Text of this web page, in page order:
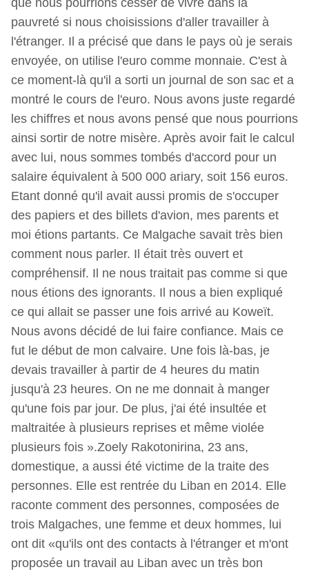
pauvreté si nous choisissions d'aller travailler à
l'étranger. Il a précisé que dans le pays où je serais
envoyée, on utilise l'euro comme monnaie. C'est à
ce moment-là qu'il a sorti un journal de son sac et a
montré le cours de l'euro. Nous avons juste regardé
les chiffres et nous avons pensé que nous pourrions
ainsi sortir de notre misère. Après avoir fait le calcul
avec lui, nous sommes tombés d'accord pour un
salaire équivalent à 500 000 ariary, soit 156 euros.
Etant donné qu'il avait aussi promis de s'occuper
des papiers et des billets d'avion, mes parents et
moi étions partants. Ce Malgache savait très bien
comment nous parler. Il était très ouvert et
compréhensif. Il ne nous traitait pas comme si que
nous étions des ignorants. Il nous a bien expliqué
ce qui allait se passer une fois arrivé au Koweït.
Nous avons décidé de lui faire confiance. Mais ce
fut le début de mon calvaire. Une fois là-bas, je
devais travailler à partir de 4 heures du matin
jusqu'à 23 heures. On ne me donnait à manger
qu'une fois par jour. De plus, j'ai été insultée et
maltraitée à plusieurs reprises et même violée
plusieurs fois ».Zoely Rakotonirina, 23 ans,
domestique, a aussi été victime de la traite des
personnes. Elle est rentrée du Liban en 2014. Elle
raconte comment des personnes, composées de
trois Malgaches, une femme et deux hommes, lui
ont dit «qu'ils ont des contacts à l'étranger et m'ont
proposée un travail au Liban avec un très bon